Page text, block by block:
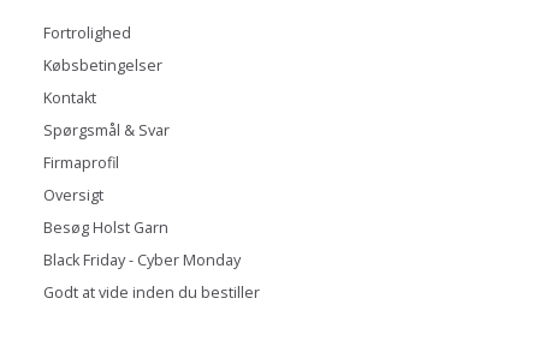
Fortrolighed
Købsbetingelser
Kontakt
Spørgsmål & Svar
Firmaprofil
Oversigt
Besøg Holst Garn
Black Friday - Cyber Monday
Godt at vide inden du bestiller